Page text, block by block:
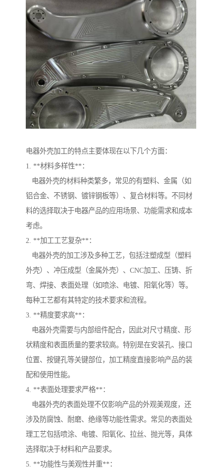
电器外壳加工的特点主要体现在以下几个方面：
1. **材料多样性**：
电器外壳的材料种类繁多，常见的有塑料、金属（如
铝合金、不锈钢、镀锌钢板等）、复合材料等。不同材
料的选择取决于电器产品的应用场景、功能需求和成本
考虑。
2. **加工工艺复杂**：
电器外壳的加工涉及多种工艺，包括注塑成型（塑料
外壳）、冲压成型（金属外壳）、CNC加工、压铸、折
弯、焊接、表面处理（如喷涂、电镀、阳氧化等）等。
每种工艺都有其特定的技术要求和流程。
3. **精度要求高**：
电器外壳需要与内部组件配合，因此对尺寸精度、形
状精度和表面质量的要求较高。特别是在安装孔、接口
位置、按键孔等关键部位，加工精度直接影响产品的装
配和使用性能。
4. **表面处理要求严格**：
电器外壳的表面处理不仅影响产品的外观美观度，还
涉及防腐蚀、耐磨、绝缘等功能性需求。常见的表面处
理工艺包括喷涂、电镀、阳氧化、拉丝、抛光等，具体
选择取决于材料和产品要求。
5. **功能性与美观性并重**：